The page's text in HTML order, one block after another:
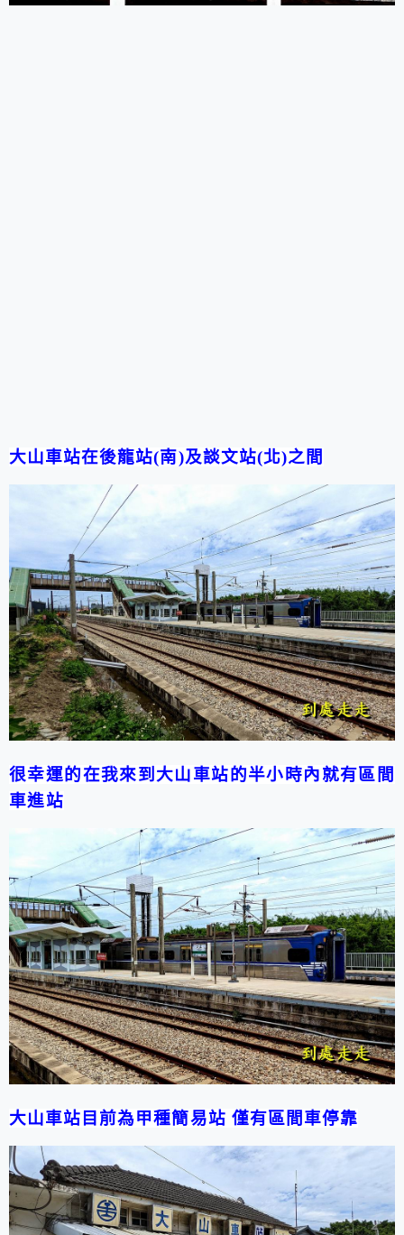
大山車站在後龍站(南)及談文站(北)之間
很幸運的在我來到大山車站的半小時內就有區間
車進站
大山車站目前為甲種簡易站 僅有區間車停靠